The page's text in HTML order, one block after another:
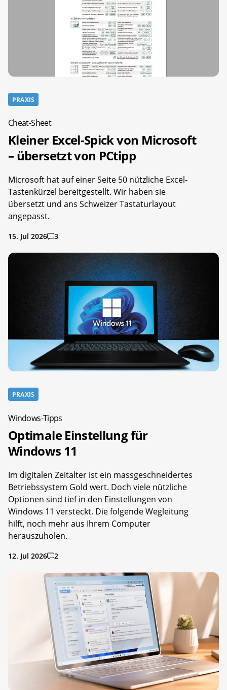
PRAXIS
Cheat-Sheet
Kleiner Excel-Spick von Microsoft
– übersetzt von PCtipp
Microsoft hat auf einer Seite 50 nützliche Excel-
Tastenkürzel bereitgestellt. Wir haben sie
übersetzt und ans Schweizer Tastaturlayout
angepasst.
15. Jul 2026 3
PRAXIS
Windows-Tipps
Optimale Einstellung für
Windows 11
Im digitalen Zeitalter ist ein massgeschneidertes
Betriebssystem Gold wert. Doch viele nützliche
Optionen sind tief in den Einstellungen von
Windows 11 versteckt. Die folgende Wegleitung
hilft, noch mehr aus Ihrem Computer
herauszuholen.
12. Jul 2026 2